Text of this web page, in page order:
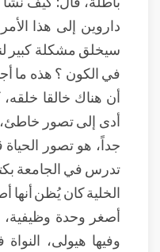
داروين إلى هذا
سيخلق مشكلة كبير
في الكون ؟ هذه ما
أن هناك خالقا
أدى إلى تصور
جداً، هو تصور
تدرس في الجامعة
الخلية كان يُظن أنها
أصغر وحدة وظيفية،
وفيها هيولى،